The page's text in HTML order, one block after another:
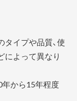
タイプや品質、使
によって異なり
年から15年程度